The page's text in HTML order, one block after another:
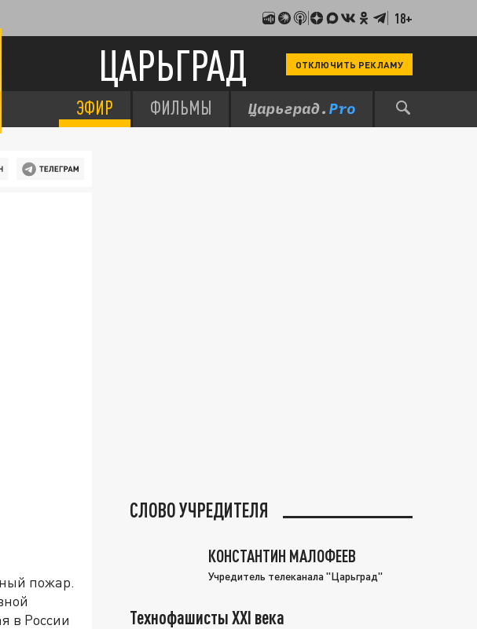
18+
ЦАРЬГРАД ОТКЛЮЧИТЬ РЕКЛАМУ
ЭФИР ФИЛЬМЫ
пожар.
в России
СЛОВО УЧРЕДИТЕЛЯ
КОНСТАНТИН МАЛОФЕЕВ
Учредитель телеканала "Царьград"
Технофашисты XXI века